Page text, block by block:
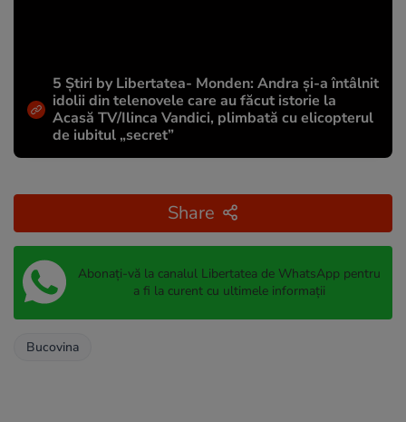
5 Știri by Libertatea- Monden: Andra și-a întâlnit
idolii din telenovele care au făcut istorie la
Acasă TV/Ilinca Vandici, plimbată cu elicopterul
de iubitul „secret”
Share
Abonați-vă la canalul Libertatea de WhatsApp pentru
a fi la curent cu ultimele informații
Bucovina